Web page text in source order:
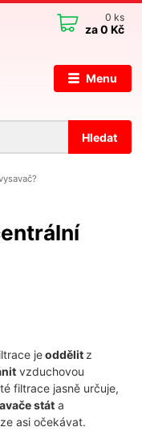
Menu
Hledat
0 ks
za0 Kč
jeoddělit z
vzduchovou
filtrace jasně určuje,
stát a
asi očekávat.